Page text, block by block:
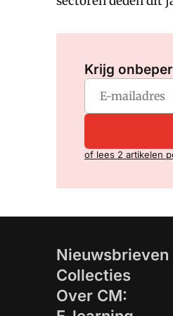
Krijg
of lees 2 artikelen
Nieuwsbrieven
Collecties
Over CM: